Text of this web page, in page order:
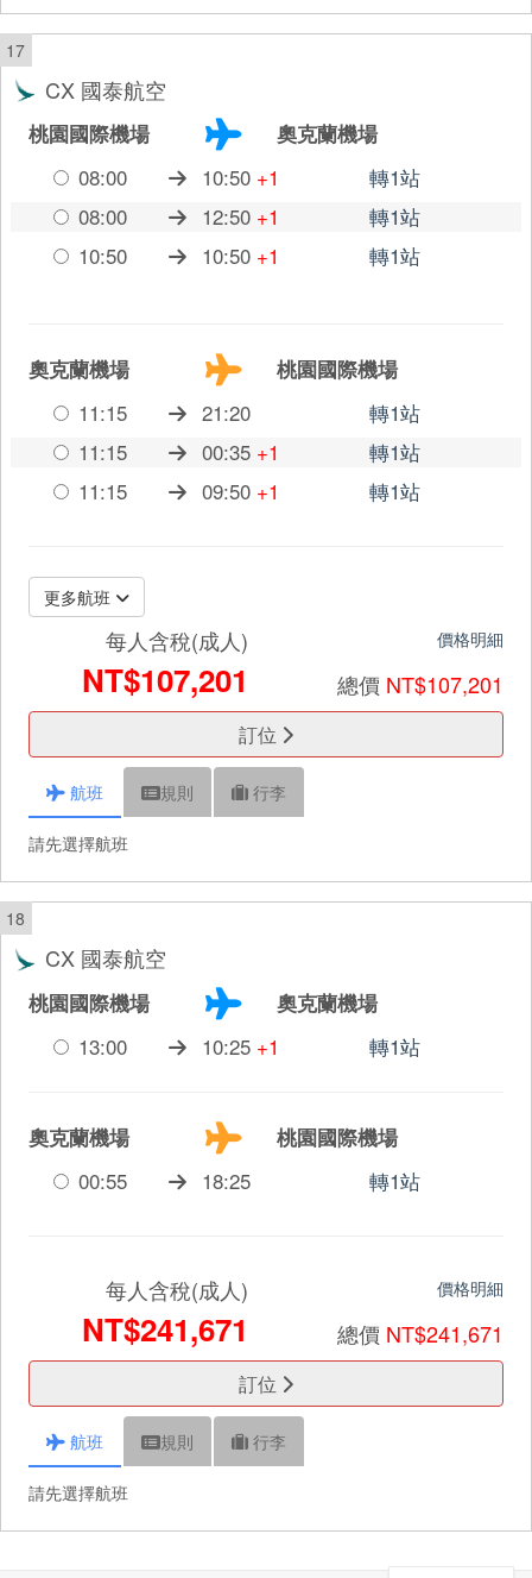
17
CX 國泰航空
桃園國際機場
奧克蘭機場
08:00
10:50 +1
轉1站
08:00
12:50 +1
轉1站
10:50
10:50 +1 轉1站
奧克蘭機場
桃園國際機場
11:15
21:20
轉1站
11:15
00:35 +1
轉1站
11:15
09:50 +1 轉1站
更多航班
每人含稅(成人)
NT$107,201
價格明細
總價 NT$107,201
訂位
航班 規則 行李
請先選擇航班
18
CX 國泰航空
桃園國際機場
奧克蘭機場
13:00
10:25 +1 轉1站
奧克蘭機場
桃園國際機場
00:55
18:25 轉1站
每人含稅(成人)
NT$241,671
價格明細
總價 NT$241,671
訂位
航班 規則 行李
請先選擇航班